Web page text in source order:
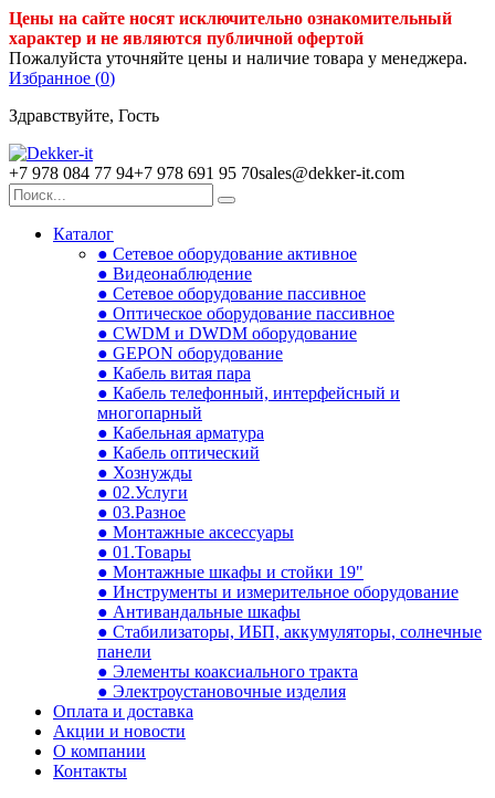
Цены на сайте носят исключительно ознакомительный
характер и не являются публичной офертой
Пожалуйста уточняйте цены и наличие товара у менеджера.
Избранное (0)
Здравствуйте, Гость
+7 978 084 77 94+7 978 691 95 70sales@dekker-it.com
Каталог
● Сетевое оборудование активное
● Видеонаблюдение
● Сетевое оборудование пассивное
● Оптическое оборудование пассивное
● CWDM и DWDM оборудование
● GEPON оборудование
● Кабель витая пара
● Кабель телефонный, интерфейсный и
многопарный
● Кабельная арматура
● Кабель оптический
● Хознужды
● 02.Услуги
● 03.Разное
● Монтажные аксессуары
● 01.Товары
● Монтажные шкафы и стойки 19"
● Инструменты и измерительное оборудование
● Антивандальные шкафы
● Стабилизаторы, ИБП, аккумуляторы, солнечные
панели
● Элементы коаксиального тракта
● Электроустановочные изделия
Оплата и доставка
Акции и новости
О компании
Контакты